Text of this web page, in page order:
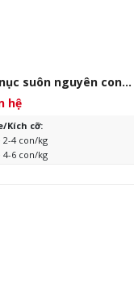
suôn nguyên con
lạnh
hệ
Kích cỡ:
2-4 con/kg
4-6 con/kg